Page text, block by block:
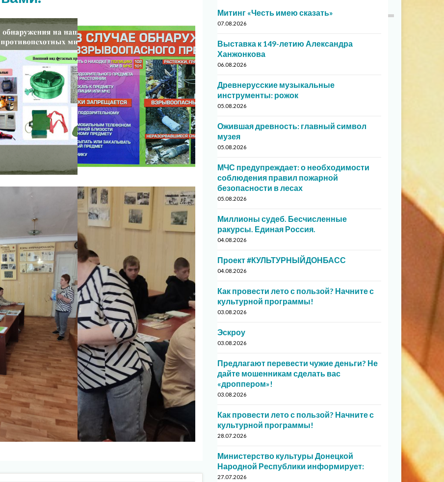
Митинг «Честь имею сказать»
07.08.2026
Выставка к 149-летию Александра
Ханжонкова
06.08.2026
Древнерусские музыкальные
инструменты: рожок
05.08.2026
Ожившая древность: главный символ
музея
05.08.2026
МЧС предупреждает: о необходимости
соблюдения правил пожарной
безопасности в лесах
05.08.2026
Миллионы судеб. Бесчисленные
ракурсы. Единая Россия.
04.08.2026
Проект #КУЛЬТУРНЫЙДОНБАСС
04.08.2026
Как провести лето с пользой? Начните с
культурной программы!
03.08.2026
Эскроу
03.08.2026
Предлагают перевести чужие деньги? Не
дайте мошенникам сделать вас
«дроппером»!
03.08.2026
Как провести лето с пользой? Начните с
культурной программы!
28.07.2026
Министерство культуры Донецкой
Народной Республики информирует:
27.07.2026